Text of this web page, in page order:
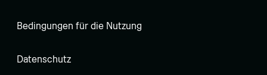
Bedingungen für die Nutzung
Datenschutz